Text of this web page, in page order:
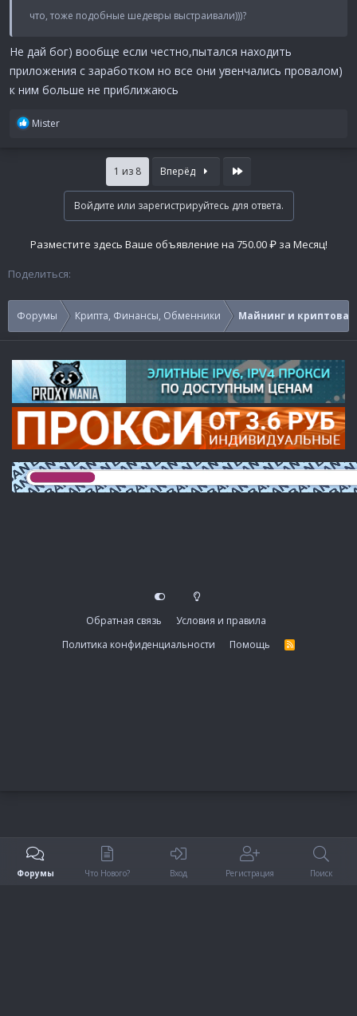
что, тоже подобные шедевры выстраивали)))?
Не дай бог) вообще если честно,пытался находить
приложения с заработком но все они увенчались провалом)
к ним больше не приближаюсь
Р
Mister
1 из 8 Вперёд Last
Войдите или зарегистрируйтесь для ответа.
Разместите здесь Ваше объявление на 750.00 ₽ за Месяц!
Поделиться:
Форумы Крипта, Финансы, Обменники Майнинг и
Обратная связь
Условия и правила
Политика конфиденциальности
Помощь
R
Форумы Что Нового? Вход Регистрация Поиск